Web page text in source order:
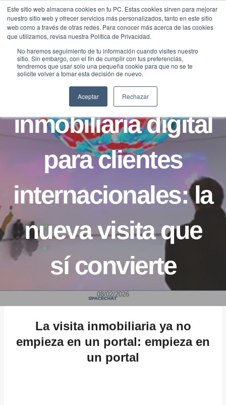
Este sitio web almacena cookies en tu PC. Estas cookies sirven para mejorar
nuestro sitio web y ofrecer servicios más personalizados, tanto en este sitio
web como a través de otras redes. Para conocer más acerca de las cookies
que utilizamos, revisa nuestra Política de Privacidad.
No haremos seguimiento de tu información cuando visites nuestro
sitio. Sin embargo, con el fin de cumplir con tus preferencias,
tendremos que usar solo una pequeña cookie para que no se te
solicite volver a tomar esta decisión de nuevo.
Aceptar Rechazar
Saltar
contenido
CASOS
Oficina
inmobiliaria digital
para clientes
internacionales: la
nueva visita que
sí convierte
08/02/2026
La visita inmobiliaria ya no
empieza en un portal: empieza en
un portal
Traducir »